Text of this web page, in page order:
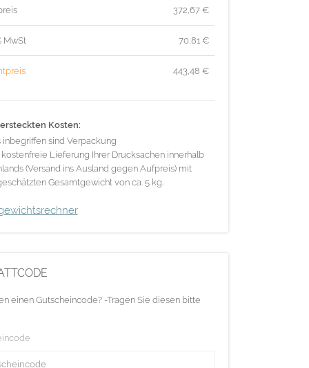
372,67 €
MwSt 70,81 €
443,48 €
Kosten:
inbegriffen sind Verpackung
Lieferung Ihrer Drucksachen innerhalb
(Versand ins Ausland gegen Aufpreis) mit
Gesamtgewicht von ca. 5 kg.
einen Gutscheincode? -Tragen Sie diesen bitte